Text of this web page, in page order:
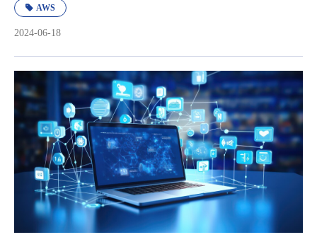
AWS
2024-06-18